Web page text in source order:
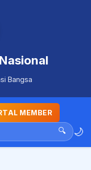
Bangsa
MEMBER
🔍 🌙